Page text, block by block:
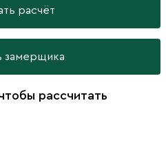
расчёт
замерщика
рассчитать